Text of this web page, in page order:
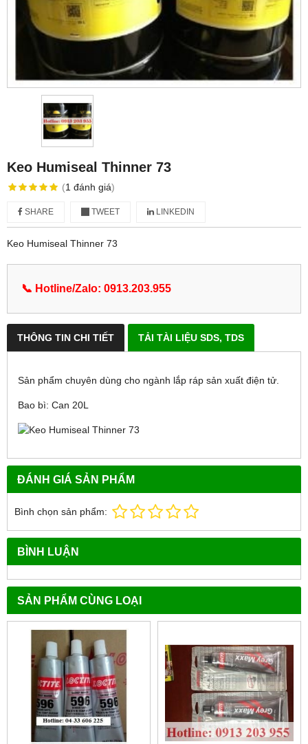
Keo Humiseal Thinner 73
(1 đánh giá)
SHARE TWEET LINKEDIN
Keo Humiseal Thinner 73
📞 Hotline/Zalo: 0913.203.955
THÔNG TIN CHI TIẾT TẢI TÀI LIỆU SDS, TDS
Sản phẩm chuyên dùng cho ngành lắp ráp sản xuất điện tử.
Bao bì: Can 20L
ĐÁNH GIÁ SẢN PHẨM
Bình chọn sản phẩm:
BÌNH LUẬN
SẢN PHẨM CÙNG LOẠI